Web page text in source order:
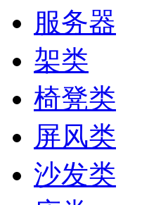
服务器
架类
椅凳类
屏风类
沙发类